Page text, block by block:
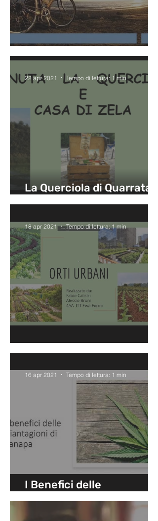
Cicloturismo
La Querciola di Quarrata e
la Casa di Zela
22 apr 2021 Tempo di lettura: 1 min
Gli orti urbani
18 apr 2021 Tempo di lettura: 1 min
I Benefici delle
piantagioni di Canapa
16 apr 2021 Tempo di lettura: 1 min